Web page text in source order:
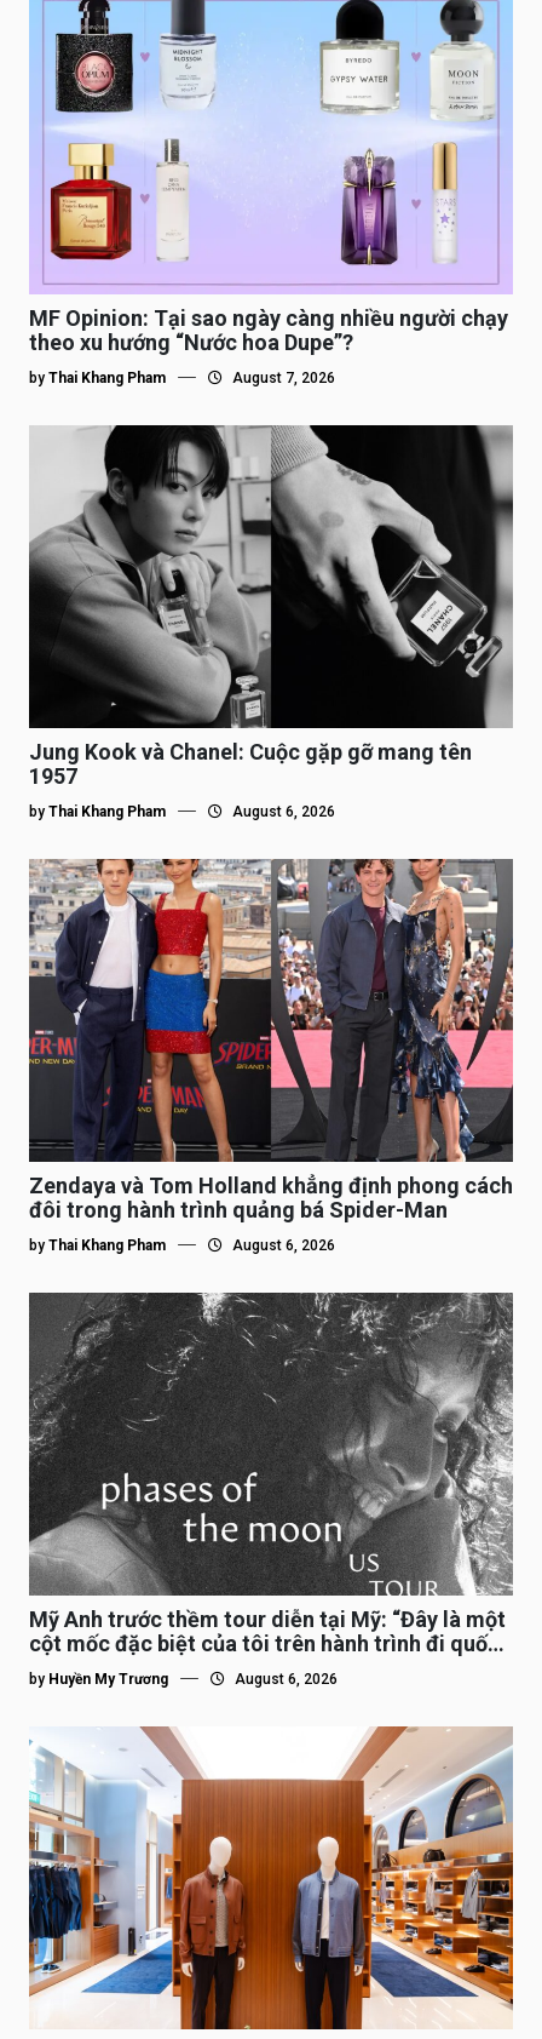
MF Opinion: Tại sao ngày càng nhiều người chạy
theo xu hướng “Nước hoa Dupe”?
by Thai Khang Pham August 7, 2026
Jung Kook và Chanel: Cuộc gặp gỡ mang tên
1957
by Thai Khang Pham August 6, 2026
Zendaya và Tom Holland khẳng định phong cách
đôi trong hành trình quảng bá Spider-Man
by Thai Khang Pham August 6, 2026
Mỹ Anh trước thềm tour diễn tại Mỹ: “Đây là một
cột mốc đặc biệt của tôi trên hành trình đi quốc
tế”
by Huyền My Trương August 6, 2026